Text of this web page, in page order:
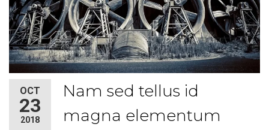
OCT
23
2018
Nam sed tellus id
magna elementum